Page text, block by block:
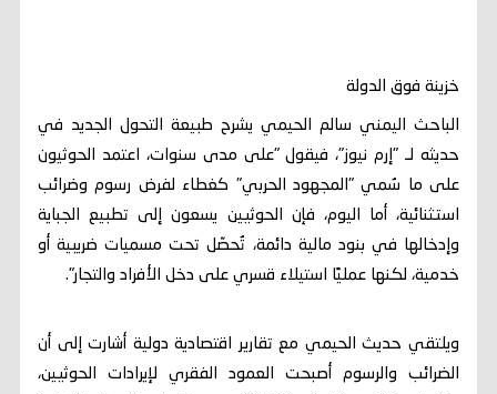
خزينة فوق الدولة
الباحث اليمني سالم الحيمي يشرح طبيعة التحول الجديد في
حديثه لـ "إرم نيوز"، فيقول "على مدى سنوات، اعتمد الحوثيون
على ما سُمي "المجهود الحربي" كغطاء لفرض رسوم وضرائب
استثنائية، أما اليوم، فإن الحوثيين يسعون إلى تطبيع الجباية
وإدخالها في بنود مالية دائمة، تُحصّل تحت مسميات ضريبية أو
خدمية، لكنها عمليًا استيلاء قسري على دخل الأفراد والتجار".
ويلتقي حديث الحيمي مع تقارير اقتصادية دولية أشارت إلى أن
الضرائب والرسوم أصبحت العمود الفقري لإيرادات الحوثيين،